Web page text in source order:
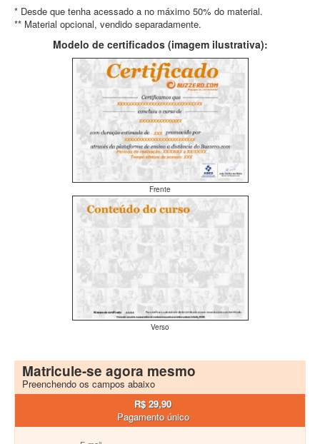
* Desde que tenha acessado a no máximo 50% do material.
** Material opcional, vendido separadamente.
Modelo de certificados (imagem ilustrativa):
Frente
Verso
Matricule-se agora mesmo
Preenchendo os campos abaixo
R$ 29,90
Pagamento único